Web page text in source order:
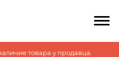
товара у продавца.